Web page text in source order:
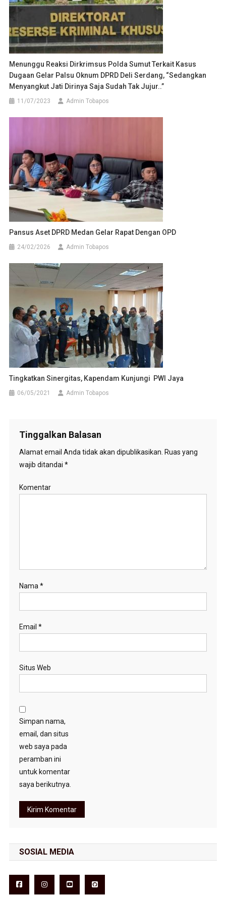
Menunggu Reaksi Dirkrimsus Polda Sumut Terkait Kasus
Dugaan Gelar Palsu Oknum DPRD Deli Serdang, “Sedangkan
Menyangkut Jati Dirinya Saja Sudah Tak Jujur..”
11/07/2023 Admin Tobapos
Pansus Aset DPRD Medan Gelar Rapat Dengan OPD
24/02/2026 Admin Tobapos
Tingkatkan Sinergitas, Kapendam Kunjungi PWI Jaya
06/05/2021 Admin Tobapos
Tinggalkan Balasan
Alamat email Anda tidak akan dipublikasikan. Ruas yang
wajib ditandai *
Komentar
Nama *
Email *
Situs Web
Simpan nama,
email, dan situs
web saya pada
peramban ini
untuk komentar
saya berikutnya.
SOSIAL MEDIA